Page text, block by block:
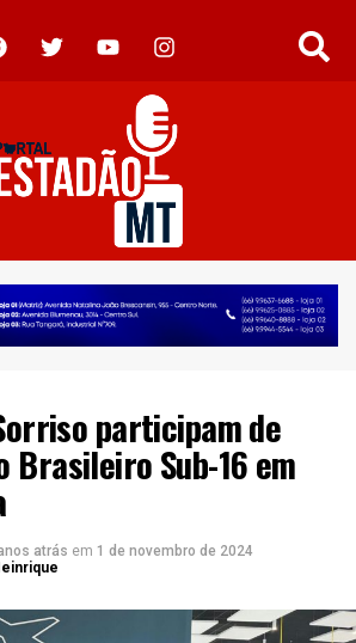
participam de
Brasileiro Sub-16 em
atrás em 1 de novembro de 2024